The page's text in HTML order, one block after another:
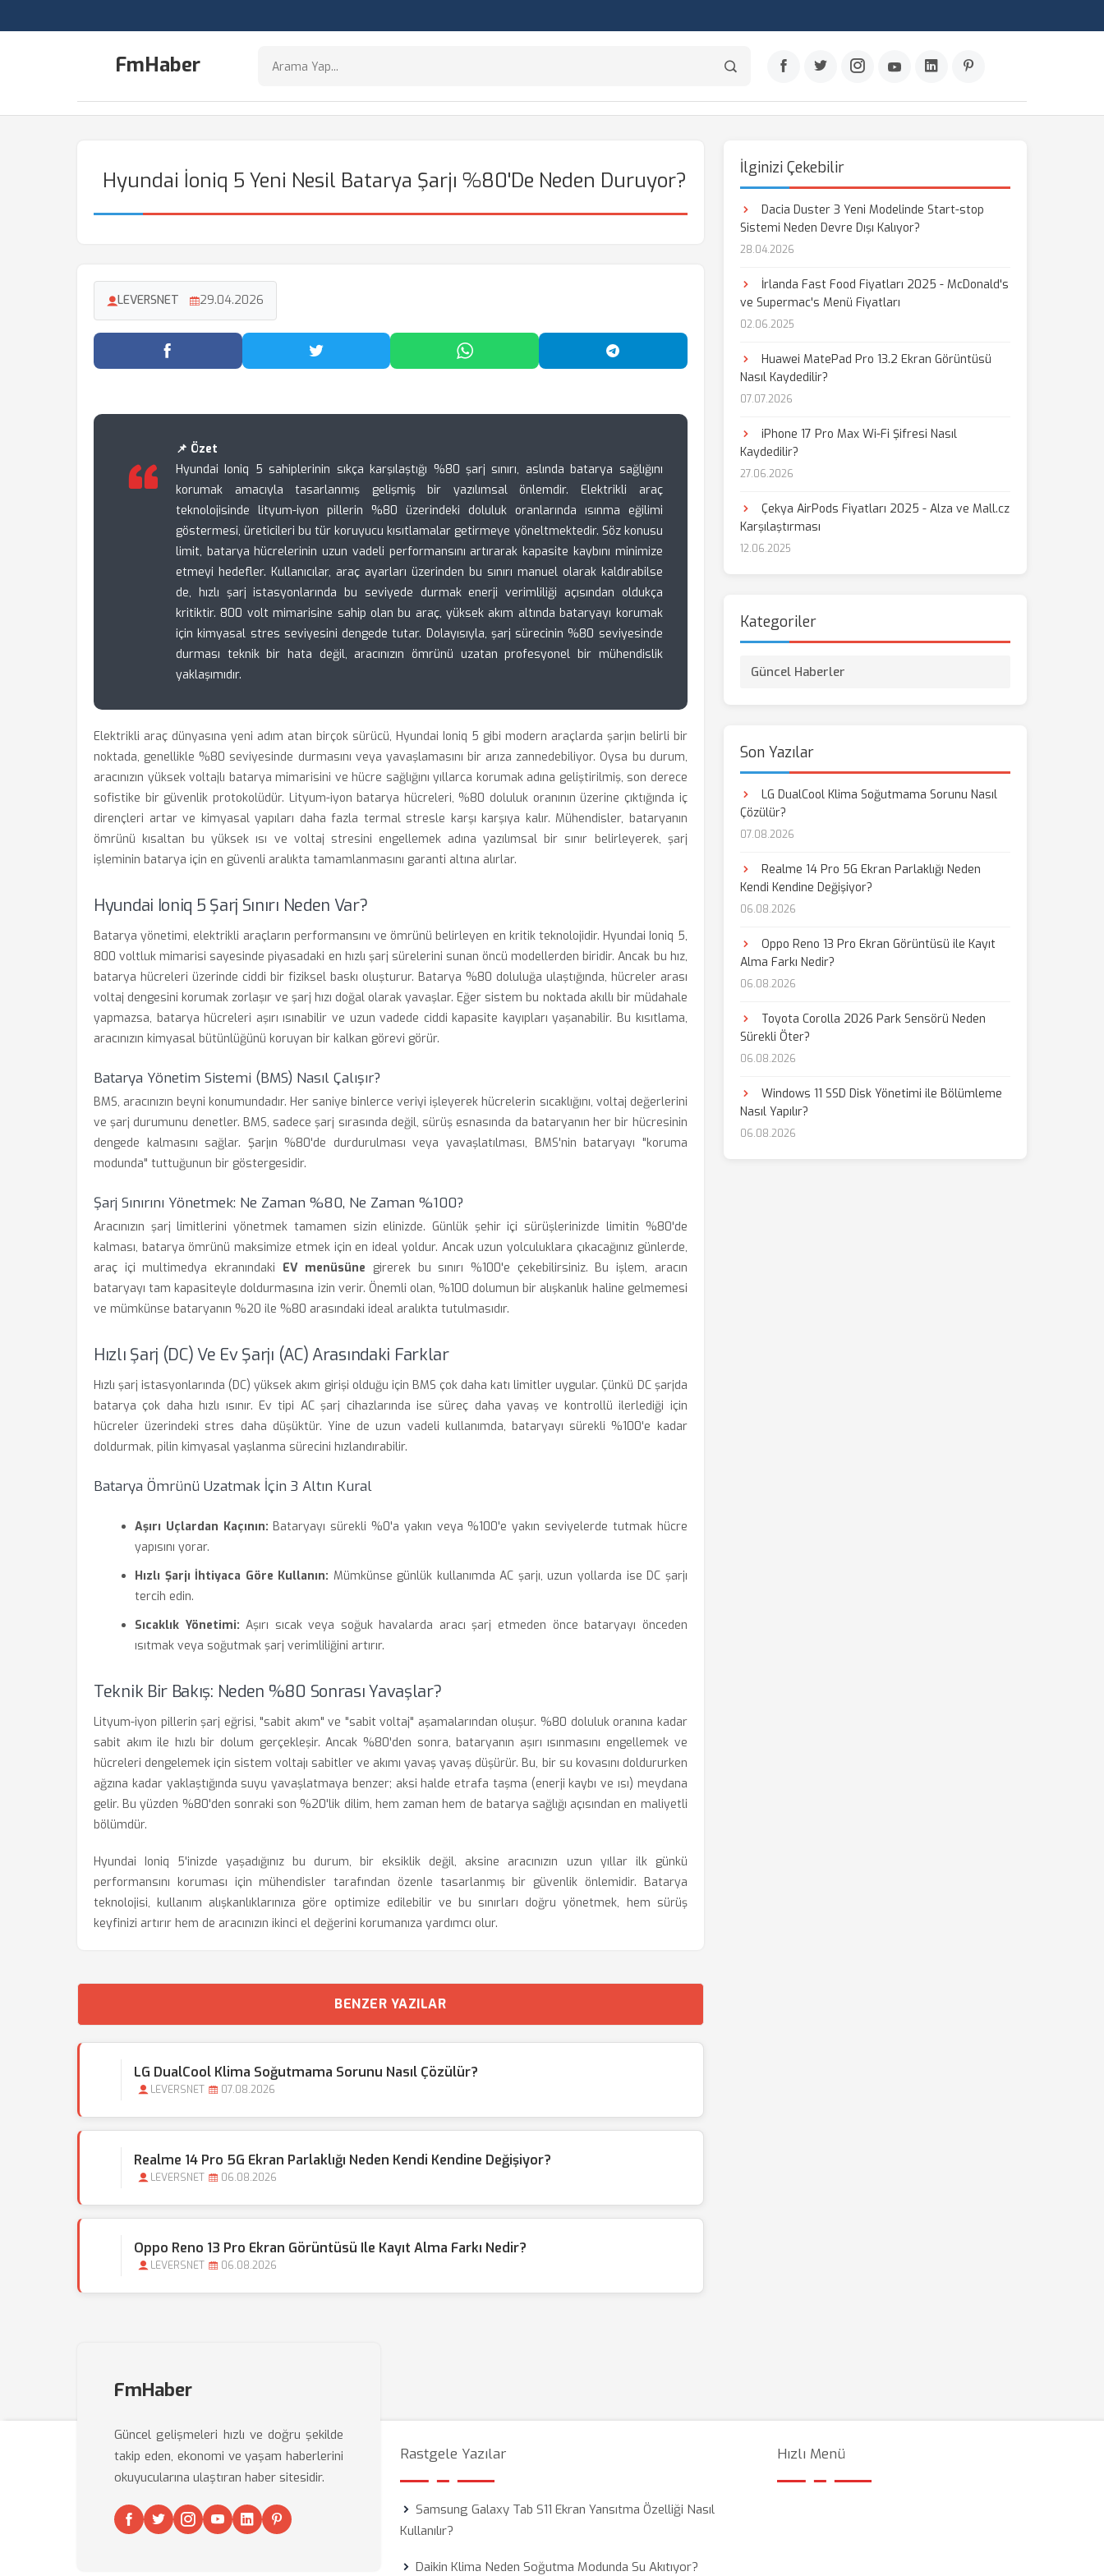
FmHaber
Hyundai İoniq 5 Yeni Nesil Batarya Şarjı %80'de Neden Duruyor?
LEVERSNET 29.04.2026
Facebook'ta Paylaş Twitter'da Paylaş WhatsApp'ta Paylaş Telegram'da Paylaş
📌 Özet
Hyundai Ioniq 5 sahiplerinin sıkça karşılaştığı %80 şarj sınırı, aslında batarya sağlığını
korumak amacıyla tasarlanmış gelişmiş bir yazılımsal önlemdir. Elektrikli araç
teknolojisinde lityum-iyon pillerin %80 üzerindeki doluluk oranlarında ısınma eğilimi
göstermesi, üreticileri bu tür koruyucu kısıtlamalar getirmeye yöneltmektedir. Söz konusu
limit, batarya hücrelerinin uzun vadeli performansını artırarak kapasite kaybını minimize
etmeyi hedefler. Kullanıcılar, araç ayarları üzerinden bu sınırı manuel olarak kaldırabilse
de, hızlı şarj istasyonlarında bu seviyede durmak enerji verimliliği açısından oldukça
kritiktir. 800 volt mimarisine sahip olan bu araç, yüksek akım altında bataryayı korumak
için kimyasal stres seviyesini dengede tutar. Dolayısıyla, şarj sürecinin %80 seviyesinde
durması teknik bir hata değil, aracınızın ömrünü uzatan profesyonel bir mühendislik
yaklaşımıdır.
Elektrikli araç dünyasına yeni adım atan birçok sürücü, Hyundai Ioniq 5 gibi modern araçlarda şarjın belirli bir
noktada, genellikle %80 seviyesinde durmasını veya yavaşlamasını bir arıza zannedebiliyor. Oysa bu durum,
aracınızın yüksek voltajlı batarya mimarisini ve hücre sağlığını yıllarca korumak adına geliştirilmiş, son derece
sofistike bir güvenlik protokolüdür. Lityum-iyon batarya hücreleri, %80 doluluk oranının üzerine çıktığında iç
dirençleri artar ve kimyasal yapıları daha fazla termal stresle karşı karşıya kalır. Mühendisler, bataryanın
ömrünü kısaltan bu yüksek ısı ve voltaj stresini engellemek adına yazılımsal bir sınır belirleyerek, şarj
işleminin batarya için en güvenli aralıkta tamamlanmasını garanti altına alırlar.
Hyundai Ioniq 5 Şarj Sınırı Neden Var?
Batarya yönetimi, elektrikli araçların performansını ve ömrünü belirleyen en kritik teknolojidir. Hyundai Ioniq 5,
800 voltluk mimarisi sayesinde piyasadaki en hızlı şarj sürelerini sunan öncü modellerden biridir. Ancak bu hız,
batarya hücreleri üzerinde ciddi bir fiziksel baskı oluşturur. Batarya %80 doluluğa ulaştığında, hücreler arası
voltaj dengesini korumak zorlaşır ve şarj hızı doğal olarak yavaşlar. Eğer sistem bu noktada akıllı bir müdahale
yapmazsa, batarya hücreleri aşırı ısınabilir ve uzun vadede ciddi kapasite kayıpları yaşanabilir. Bu kısıtlama,
aracınızın kimyasal bütünlüğünü koruyan bir kalkan görevi görür.
Batarya Yönetim Sistemi (BMS) Nasıl Çalışır?
BMS, aracınızın beyni konumundadır. Her saniye binlerce veriyi işleyerek hücrelerin sıcaklığını, voltaj değerlerini
ve şarj durumunu denetler. BMS, sadece şarj sırasında değil, sürüş esnasında da bataryanın her bir hücresinin
dengede kalmasını sağlar. Şarjın %80'de durdurulması veya yavaşlatılması, BMS'nin bataryayı "koruma
modunda" tuttuğunun bir göstergesidir.
Şarj Sınırını Yönetmek: Ne Zaman %80, Ne Zaman %100?
Aracınızın şarj limitlerini yönetmek tamamen sizin elinizde. Günlük şehir içi sürüşlerinizde limitin %80'de
kalması, batarya ömrünü maksimize etmek için en ideal yoldur. Ancak uzun yolculuklara çıkacağınız günlerde,
araç içi multimedya ekranındaki EV menüsüne girerek bu sınırı %100'e çekebilirsiniz. Bu işlem, aracın
bataryayı tam kapasiteyle doldurmasına izin verir. Önemli olan, %100 dolumun bir alışkanlık haline gelmemesi
ve mümkünse bataryanın %20 ile %80 arasındaki ideal aralıkta tutulmasıdır.
Hızlı Şarj (DC) Ve Ev Şarjı (AC) Arasındaki Farklar
Hızlı şarj istasyonlarında (DC) yüksek akım girişi olduğu için BMS çok daha katı limitler uygular. Çünkü DC şarjda
batarya çok daha hızlı ısınır. Ev tipi AC şarj cihazlarında ise süreç daha yavaş ve kontrollü ilerlediği için
hücreler üzerindeki stres daha düşüktür. Yine de uzun vadeli kullanımda, bataryayı sürekli %100'e kadar
doldurmak, pilin kimyasal yaşlanma sürecini hızlandırabilir.
Batarya Ömrünü Uzatmak İçin 3 Altın Kural
Aşırı Uçlardan Kaçının: Bataryayı sürekli %0'a yakın veya %100'e yakın seviyelerde tutmak hücre
yapısını yorar.
Hızlı Şarjı İhtiyaca Göre Kullanın: Mümkünse günlük kullanımda AC şarjı, uzun yollarda ise DC şarjı
tercih edin.
Sıcaklık Yönetimi: Aşırı sıcak veya soğuk havalarda aracı şarj etmeden önce bataryayı önceden
ısıtmak veya soğutmak şarj verimliliğini artırır.
Teknik Bir Bakış: Neden %80 Sonrası Yavaşlar?
Lityum-iyon pillerin şarj eğrisi, "sabit akım" ve "sabit voltaj" aşamalarından oluşur. %80 doluluk oranına kadar
sabit akım ile hızlı bir dolum gerçekleşir. Ancak %80'den sonra, bataryanın aşırı ısınmasını engellemek ve
hücreleri dengelemek için sistem voltajı sabitler ve akımı yavaş yavaş düşürür. Bu, bir su kovasını doldururken
ağzına kadar yaklaştığında suyu yavaşlatmaya benzer; aksi halde etrafa taşma (enerji kaybı ve ısı) meydana
gelir. Bu yüzden %80'den sonraki son %20'lik dilim, hem zaman hem de batarya sağlığı açısından en maliyetli
bölümdür.
Hyundai Ioniq 5'inizde yaşadığınız bu durum, bir eksiklik değil, aksine aracınızın uzun yıllar ilk günkü
performansını koruması için mühendisler tarafından özenle tasarlanmış bir güvenlik önlemidir. Batarya
teknolojisi, kullanım alışkanlıklarınıza göre optimize edilebilir ve bu sınırları doğru yönetmek, hem sürüş
keyfinizi artırır hem de aracınızın ikinci el değerini korumanıza yardımcı olur.
BENZER YAZILAR
LG DualCool Klima Soğutmama Sorunu Nasıl Çözülür?
LEVERSNET 07.08.2026
Realme 14 Pro 5G Ekran Parlaklığı Neden Kendi Kendine Değişiyor?
LEVERSNET 06.08.2026
Oppo Reno 13 Pro Ekran Görüntüsü Ile Kayıt Alma Farkı Nedir?
LEVERSNET 06.08.2026
İlginizi Çekebilir
Dacia Duster 3 Yeni Modelinde Start-stop
Sistemi Neden Devre Dışı Kalıyor?
28.04.2026
İrlanda Fast Food Fiyatları 2025 - McDonald's
ve Supermac's Menü Fiyatları
02.06.2025
Huawei MatePad Pro 13.2 Ekran Görüntüsü
Nasıl Kaydedilir?
07.07.2026
iPhone 17 Pro Max Wi-Fi Şifresi Nasıl
Kaydedilir?
27.06.2026
Çekya AirPods Fiyatları 2025 - Alza ve Mall.cz
Karşılaştırması
12.06.2025
Kategoriler
Güncel Haberler
Son Yazılar
LG DualCool Klima Soğutmama Sorunu Nasıl
Çözülür?
07.08.2026
Realme 14 Pro 5G Ekran Parlaklığı Neden
Kendi Kendine Değişiyor?
06.08.2026
Oppo Reno 13 Pro Ekran Görüntüsü ile Kayıt
Alma Farkı Nedir?
06.08.2026
Toyota Corolla 2026 Park Sensörü Neden
Sürekli Öter?
06.08.2026
Windows 11 SSD Disk Yönetimi ile Bölümleme
Nasıl Yapılır?
06.08.2026
FmHaber
Güncel gelişmeleri hızlı ve doğru şekilde
takip eden, ekonomi ve yaşam haberlerini
okuyucularına ulaştıran haber sitesidir.
Rastgele Yazılar
Samsung Galaxy Tab S11 Ekran Yansıtma Özelliği Nasıl
Kullanılır?
Daikin Klima Neden Soğutma Modunda Su Akıtıyor?
Hızlı Menü